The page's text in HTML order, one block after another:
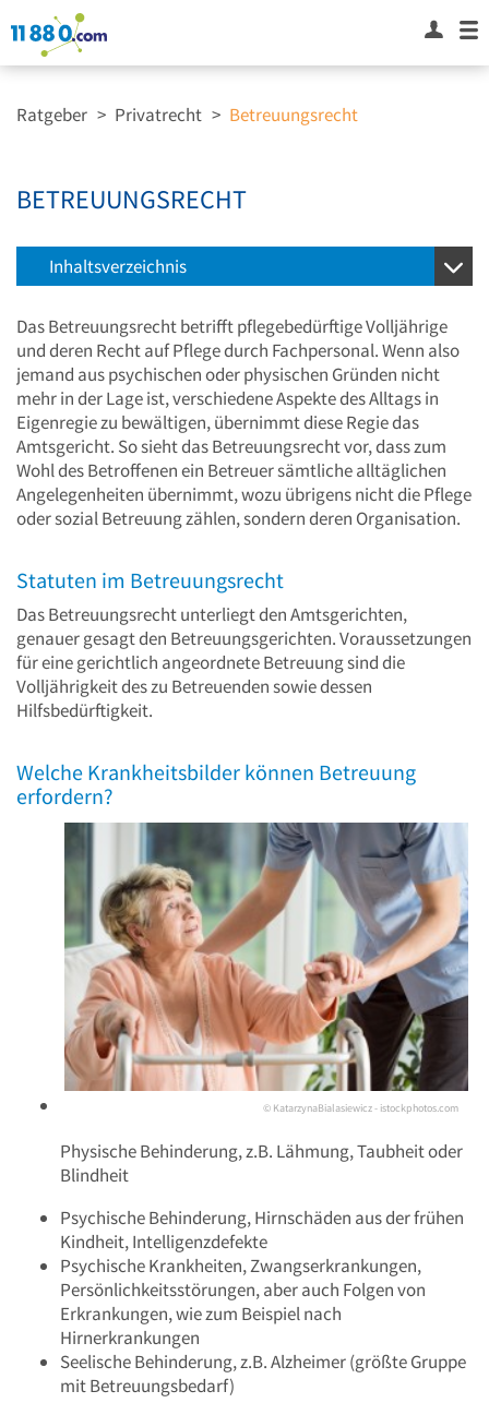
Ratgeber > Privatrecht > Betreuungsrecht
BETREUUNGSRECHT
Inhaltsverzeichnis
Das Betreuungsrecht betrifft pflegebedürftige Volljährige
und deren Recht auf Pflege durch Fachpersonal. Wenn also
jemand aus psychischen oder physischen Gründen nicht
mehr in der Lage ist, verschiedene Aspekte des Alltags in
Eigenregie zu bewältigen, übernimmt diese Regie das
Amtsgericht. So sieht das Betreuungsrecht vor, dass zum
Wohl des Betroffenen ein Betreuer sämtliche alltäglichen
Angelegenheiten übernimmt, wozu übrigens nicht die Pflege
oder sozial Betreuung zählen, sondern deren Organisation.
Statuten im Betreuungsrecht
Das Betreuungsrecht unterliegt den Amtsgerichten,
genauer gesagt den Betreuungsgerichten. Voraussetzungen
für eine gerichtlich angeordnete Betreuung sind die
Volljährigkeit des zu Betreuenden sowie dessen
Hilfsbedürftigkeit.
Welche Krankheitsbilder können Betreuung
erfordern?
© KatarzynaBialasiewicz - istockphotos.com
Physische Behinderung, z.B. Lähmung, Taubheit oder
Blindheit
Psychische Behinderung, Hirnschäden aus der frühen
Kindheit, Intelligenzdefekte
Psychische Krankheiten, Zwangserkrankungen,
Persönlichkeitsstörungen, aber auch Folgen von
Erkrankungen, wie zum Beispiel nach
Hirnerkrankungen
Seelische Behinderung, z.B. Alzheimer (größte Gruppe
mit Betreuungsbedarf)